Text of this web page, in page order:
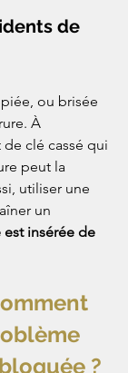
de
ou brisée
À
clé cassé qui
peut la
utiliser une
un
insérée de
?